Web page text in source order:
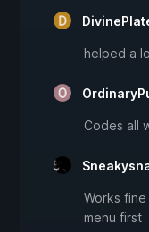
helped a
Codes all
Works
menu first